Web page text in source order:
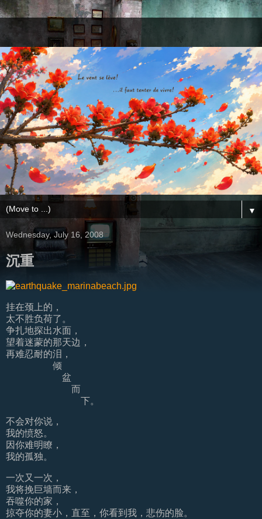
▼
Wednesday, July 16, 2008
沉重
挂在颈上的，
太不胜负荷了。
争扎地探出水面，
望着迷蒙的那天边，
再难忍耐的泪，
倾
盆
而
下。
不会对你说，
我的愤怒。
因你难明瞭，
我的孤独。
一次又一次，
我将挽巨墙而来，
吞噬你的家，
掠夺你的妻小， 直至， 你看到我， 悲伤的脸。